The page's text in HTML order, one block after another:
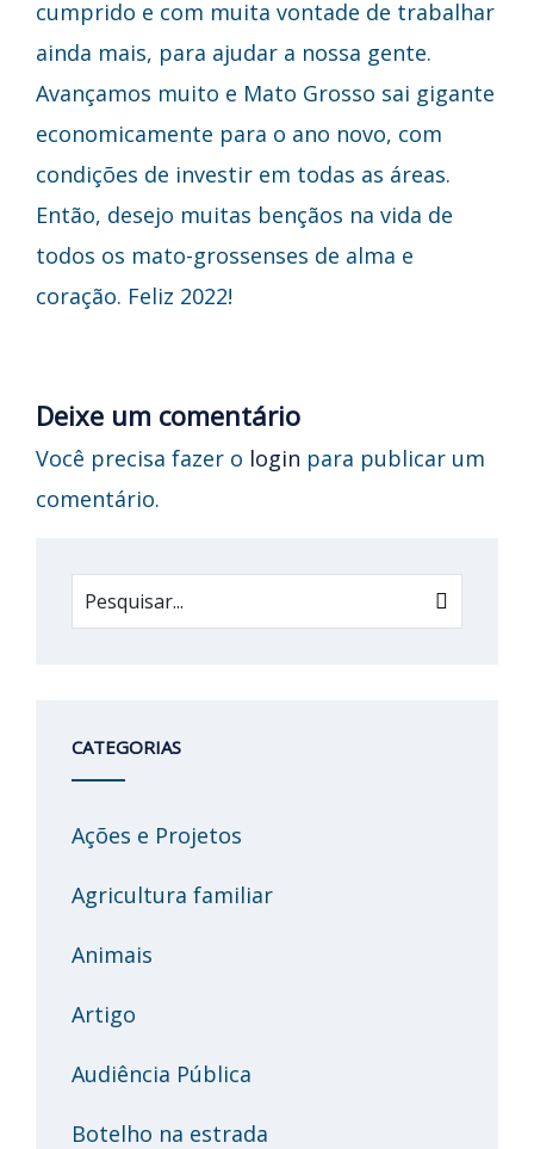
cumprido e com muita vontade de trabalhar
ainda mais, para ajudar a nossa gente.
Avançamos muito e Mato Grosso sai gigante
economicamente para o ano novo, com
condições de investir em todas as áreas.
Então, desejo muitas bençãos na vida de
todos os mato-grossenses de alma e
coração. Feliz 2022!
Deixe um comentário
Você precisa fazer o login para publicar um
comentário.
CATEGORIAS
Ações e Projetos
Agricultura familiar
Animais
Artigo
Audiência Pública
Botelho na estrada